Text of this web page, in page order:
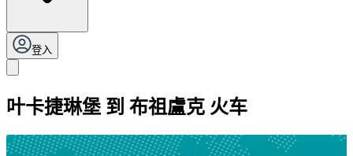
登入
叶卡捷琳堡 到 布祖盧克 火车